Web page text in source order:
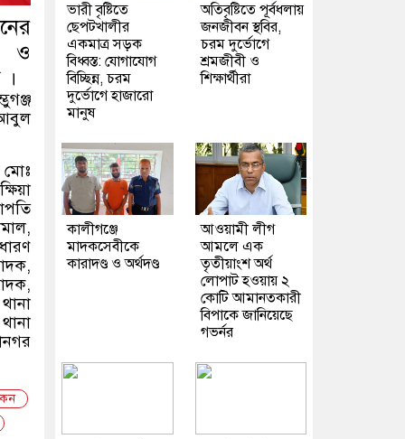
ও
আবুল
মোঃ
ভারী বৃষ্টিতে
ছেপটখালীর
একমাত্র সড়ক
বিধ্বস্ত: যোগাযোগ
বিচ্ছিন্ন, চরম
দুর্ভোগে হাজারো
মানুষ
অতিবৃষ্টিতে পূর্বধলায়
জনজীবন স্থবির,
চরম দুর্ভোগে
শ্রমজীবী ও
শিক্ষার্থীরা
কালীগঞ্জে
মাদকসেবীকে
কারাদণ্ড ও অর্থদণ্ড
আওয়ামী লীগ
আমলে এক
তৃতীয়াংশ অর্থ
লোপাট হওয়ায় ২
কোটি আমানতকারী
বিপাকে জানিয়েছে
গভর্নর